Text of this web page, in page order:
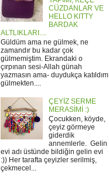
CÜZDANLAR VE
HELLO KITTY
BARDAK
ALTLIKLARI....
Güldüm ama ne gülmek, ne
zamandır bu kadar çok
gülmemiştim. Ekrandaki o
çırpınan sesi-Allah günah
yazmasın ama- duydukça katıldım
gülmekten....
ÇEYİZ SERME
MERASİMİ :)
Çocukken, köyde,
çeyiz görmeye
giderdik
annemlerle. Gelin
evi adı üstünde bildiğin gelin evi
:)) Her tarafta çeyizler serilmiş,
çekmecel...